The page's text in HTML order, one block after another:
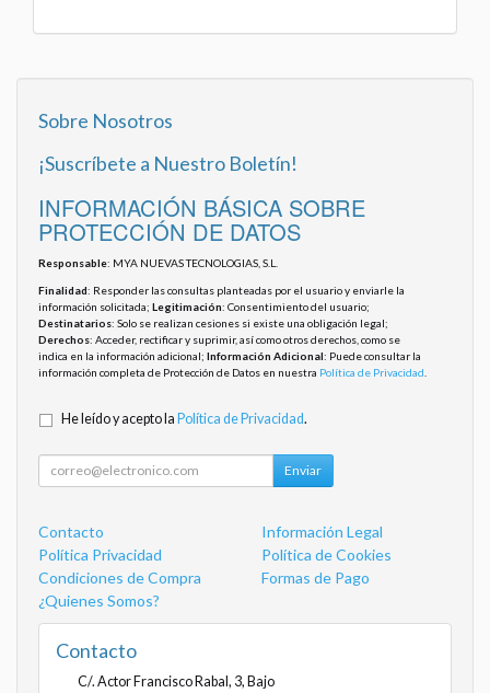
Sobre Nosotros
¡Suscríbete a Nuestro Boletín!
INFORMACIÓN BÁSICA SOBRE
PROTECCIÓN DE DATOS
Responsable: MYA NUEVAS TECNOLOGIAS, S.L.
Finalidad: Responder las consultas planteadas por el usuario y enviarle la
información solicitada; Legitimación: Consentimiento del usuario;
Destinatarios: Solo se realizan cesiones si existe una obligación legal;
Derechos: Acceder, rectificar y suprimir, así como otros derechos, como se
indica en la información adicional; Información Adicional: Puede consultar la
información completa de Protección de Datos en nuestra Política de Privacidad
He leído y acepto la Política de Privacidad.
Enviar
Contacto
Información Legal
Política Privacidad
Política de Cookies
Condiciones de Compra
Formas de Pago
¿Quienes Somos?
Contacto
C/. Actor Francisco Rabal, 3, Bajo